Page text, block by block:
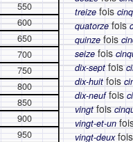
550
600
650
700
750
800
850
900
950
treize fois
quatorzefois
quinze fois
seize fois
dix-septfois
dix-huit fois
dix-neuffois
vingtfois
vingt-et-un
vingt-deuxfois